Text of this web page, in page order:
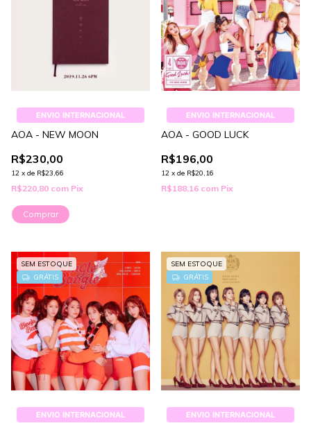
ENVIO INTERNACIONAL
AOA - NEW MOON
R$230,00
12 x de R$23,66
R$220,80 com Pix
Comprar
ENVIO INTERNACIONAL
AOA - GOOD LUCK
R$196,00
12 x de R$20,16
R$188,16 com Pix
SEM ESTOQUE
GRÁTIS
ENVIO INTERNACIONAL
SEM ESTOQUE
GRÁTIS
ENVIO INTERNACIONAL